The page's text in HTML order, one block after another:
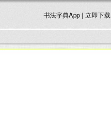
书法字典App | 立即下载